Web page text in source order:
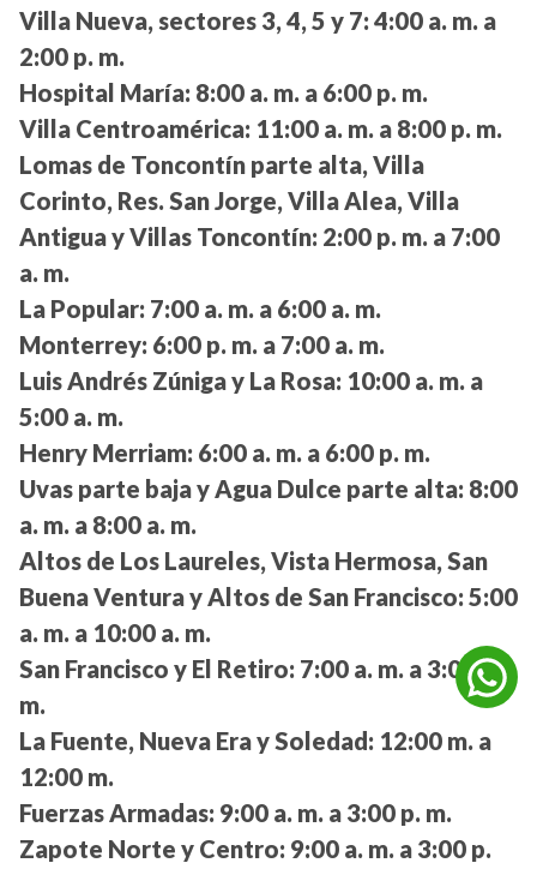
Villa Nueva, sectores 3, 4, 5 y 7: 4:00 a. m. a
2:00 p. m.
Hospital María: 8:00 a. m. a 6:00 p. m.
Villa Centroamérica: 11:00 a. m. a 8:00 p. m.
Lomas de Toncontín parte alta, Villa
Corinto, Res. San Jorge, Villa Alea, Villa
Antigua y Villas Toncontín: 2:00 p. m. a 7:00
a. m.
La Popular: 7:00 a. m. a 6:00 a. m.
Monterrey: 6:00 p. m. a 7:00 a. m.
Luis Andrés Zúniga y La Rosa: 10:00 a. m. a
5:00 a. m.
Henry Merriam: 6:00 a. m. a 6:00 p. m.
Uvas parte baja y Agua Dulce parte alta: 8:00
a. m. a 8:00 a. m.
Altos de Los Laureles, Vista Hermosa, San
Buena Ventura y Altos de San Francisco: 5:00
a. m. a 10:00 a. m.
San Francisco y El Retiro: 7:00 a. m. a 3:00 a.
m.
La Fuente, Nueva Era y Soledad: 12:00 m. a
12:00 m.
Fuerzas Armadas: 9:00 a. m. a 3:00 p. m.
Zapote Norte y Centro: 9:00 a. m. a 3:00 p.